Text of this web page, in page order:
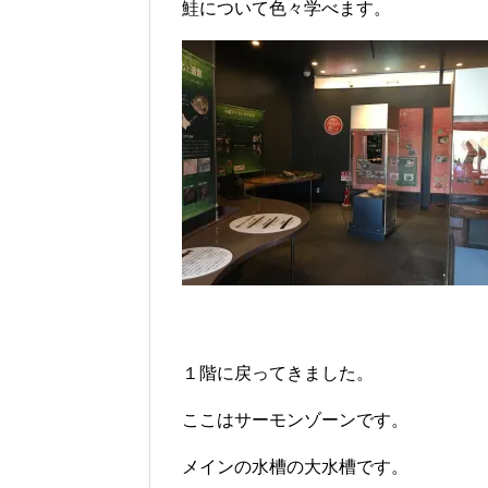
鮭について色々学べます。
１階に戻ってきました。
ここはサーモンゾーンです。
メインの水槽の大水槽です。